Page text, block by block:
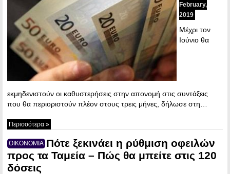
February,
2019
Μέχρι τον
Ιούνιο θα
εκμηδενιστούν οι καθυστερήσεις στην απονομή στις συντάξεις
που θα περιοριστούν πλέον στους τρεις μήνες, δήλωσε στη…
Περισσότερα »
ΟΙΚΟΝΟΜΙΑ Πότε ξεκινάει η ρύθμιση οφειλών
προς τα Ταμεία – Πώς θα μπείτε στις 120
δόσεις